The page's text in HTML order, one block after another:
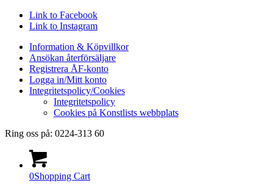
Link to Facebook
Link to Instagram
Information & Köpvillkor
Ansökan återförsäljare
Registrera ÅF-konto
Logga in/Mitt konto
Integritetspolicy/Cookies
Integritetspolicy
Cookies på Konstlists webbplats
Ring oss på: 0224-313 60
0Shopping Cart